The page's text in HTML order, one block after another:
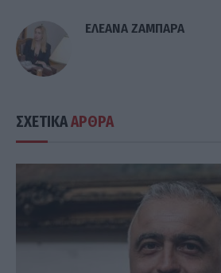
ΕΛΕΑΝΑ ΖΑΜΠΑΡΑ
ΣΧΕΤΙΚΑΑΡΘΡΑ